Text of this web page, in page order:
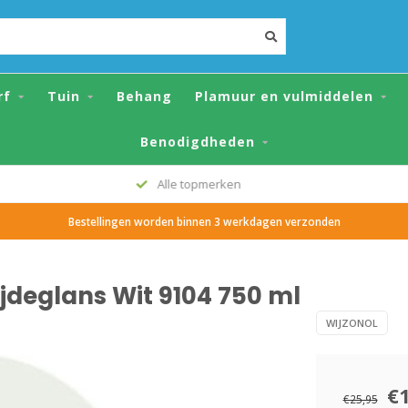
Tuin Behang Plamuur en vulmiddelen
Benodigdheden
Grote voorraad
Bestellingen worden binnen 3 werkdagen verzonden
9104 750 ml
Wit 9104 750 ml
WIJZONOL
€25,95